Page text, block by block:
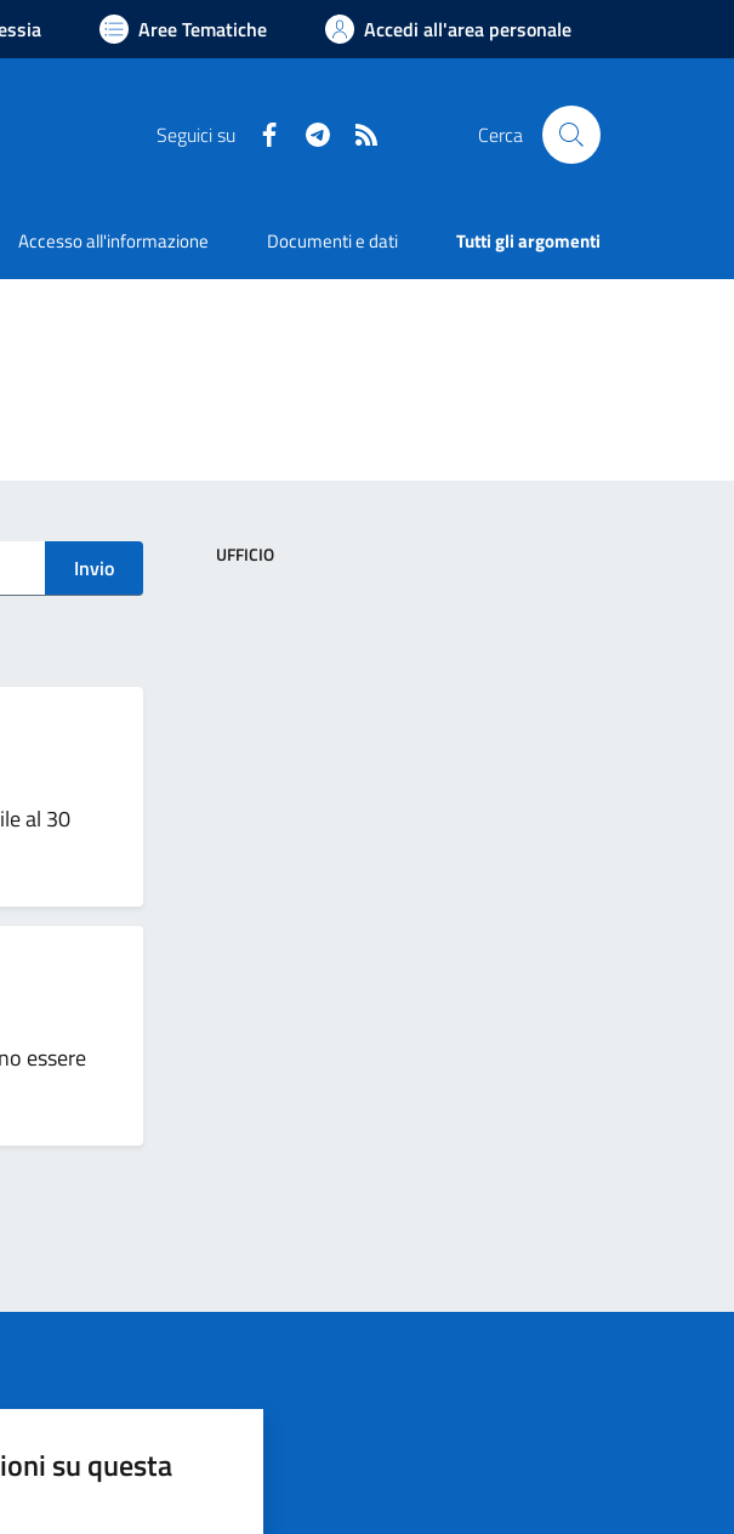
Aree Tematiche Accedi all'area personale
Seguici su FacebookTelegram Cerca
Accesso all'informazione Documenti e dati Tutti gli argomenti
Invio
al 30
essere
UFFICIO
su questa